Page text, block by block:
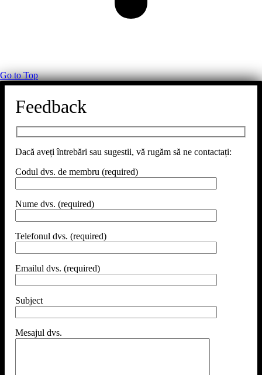
Go to Top
Feedback
Dacă aveți întrebări sau sugestii, vă rugăm să ne contactați:
Codul dvs. de membru (required)
Nume dvs. (required)
Telefonul dvs. (required)
Emailul dvs. (required)
Subject
Mesajul dvs.